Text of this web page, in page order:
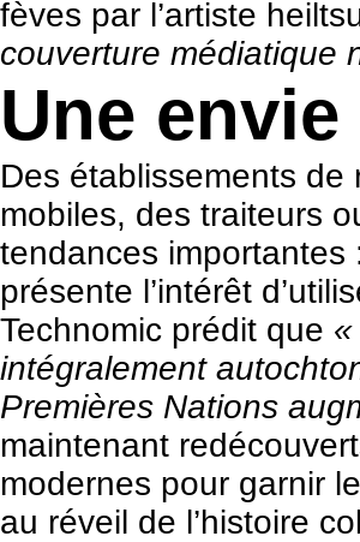
fèves par l’artiste
couverture médiatique
Une
Des établissements
mobiles, des traiteurs
tendances
présente l’intérêt
Technomic prédit que
intégralement
Premières Nations
maintenant
modernes pour garnir
au réveil de l’histoire